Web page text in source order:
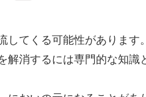
てくる可能性があります
消するには専門的な知識